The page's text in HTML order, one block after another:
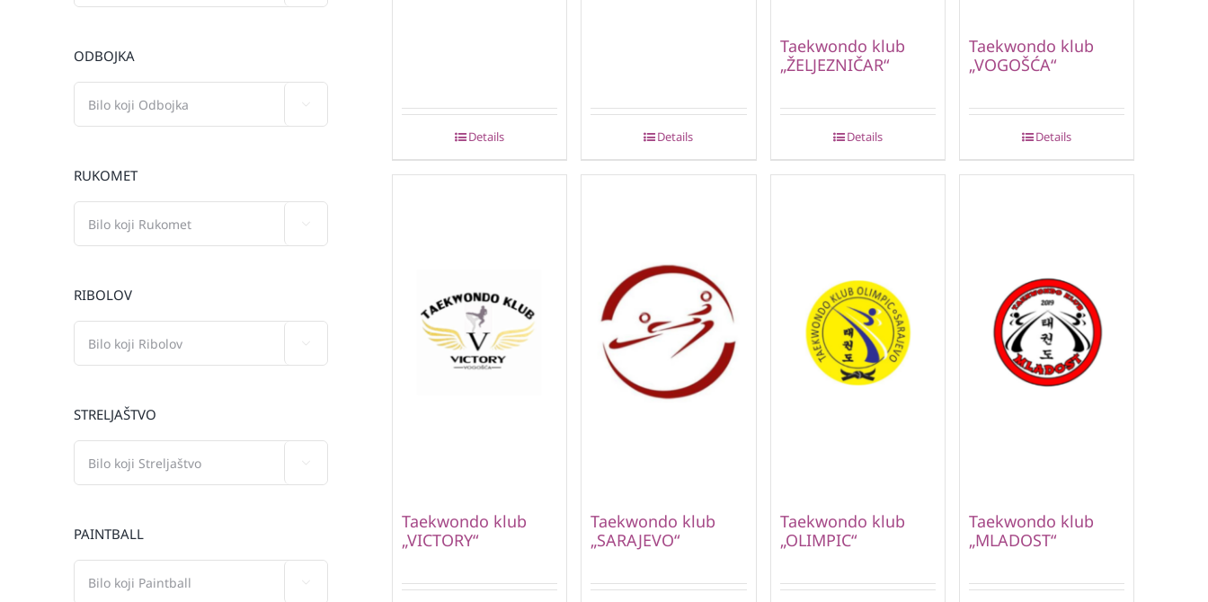
Details Details
Taekwondo klub
„ŽELJEZNIČAR“
Details
Taekwondo klub
„VOGOŠĆA“
Details
Taekwondo klub
„VICTORY“
Taekwondo klub
„SARAJEVO“
Taekwondo klub
„OLIMPIC“
Taekwondo klub
„MLADOST“
ODBOJKA
RUKOMET
RIBOLOV
STRELJAŠTVO
PAINTBALL